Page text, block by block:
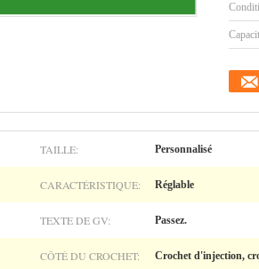
TAILLE: Personnalisé
CARACTÉRISTIQUE: Réglable
TEXTE DE GV: Passez.
CÔTÉ DU CROCHET: Crochet d'injection,